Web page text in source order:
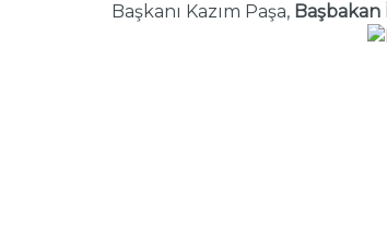
Başkanı Kazım Paşa, Başbakan